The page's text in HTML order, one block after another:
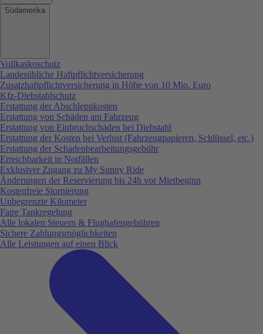
Südamerika
Vollkaskoschutz
Landesübliche Haftpflichtversicherung
Zusatzhaftpflichtversicherung in Höhe von 10 Mio. Euro
Kfz-Diebstahlschutz
Erstattung der Abschleppkosten
Erstattung von Schäden am Fahrzeug
Erstattung von Einbruchschäden bei Diebstahl
Erstattung der Kosten bei Verlust (Fahrzeugpapieren, Schlüssel, etc.)
Erstattung der Schadenbearbeitungsgebühr
Erreichbarkeit in Notfällen
Exklusiver Zugang zu My Sunny Ride
Änderungen der Reservierung bis 24h vor Mietbeginn
Kostenfreie Stornierung
Unbegrenzte Kilometer
Faire Tankregelung
Alle lokalen Steuern & Flughafengebühren
Sichere Zahlungsmöglichkeiten
Alle Leistungen auf einen Blick